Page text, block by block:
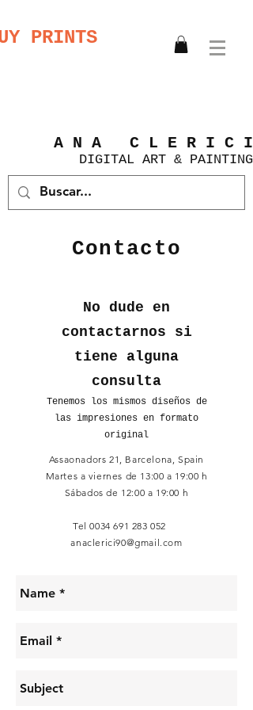
PRINTS
A N A C L E R I C I
DIGITAL ART & PAINTING
Contacto
No dude en
contactarnos si
tiene alguna
consulta
Tenemos los mismos diseños de
las impresiones en formato
original
Assaonadors 21, Barcelona, Spain
Martes a viernes de 13:00 a 19:00 h
Sábados de 12:00 a 19:00 h
Tel0034 691 283 052
anaclerici90@gmail.com